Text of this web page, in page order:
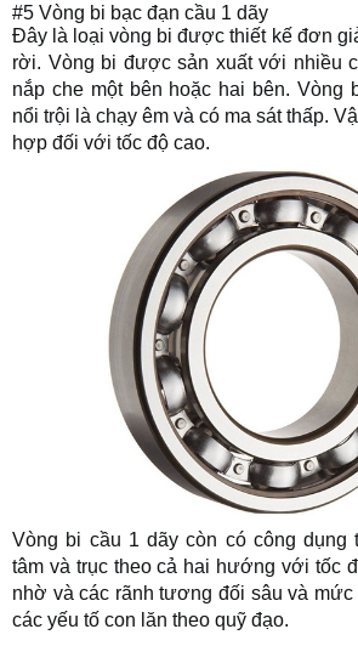
#5 Vòng bi bạc đạn cầu 1 dãy
Đây là loại vòng bi được thiết kế đơn
rời. Vòng bi được sản xuất với nhiều
nắp che một bên hoặc hai bên. Vòng
nổi trội là chạy êm và có ma sát thấp.
hợp đối với tốc độ cao.
Vòng bi cầu 1 dãy còn có công dụng
tâm và trục theo cả hai hướng với tốc
nhờ và các rãnh tương đối sâu và
các yếu tố con lăn theo quỹ đạo.